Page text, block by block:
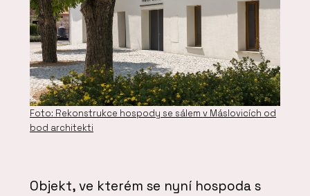
Foto: Rekonstrukce hospody se sálem v Máslovicích od
bod architekti
Objekt, ve kterém se nyní hospoda s